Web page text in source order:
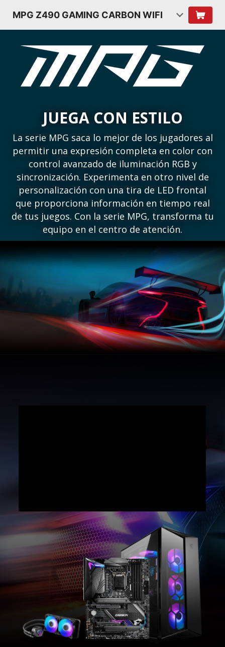
MPG Z490 GAMING CARBON WIFI
JUEGA CON ESTILO
La serie MPG saca lo mejor de los jugadores al
permitir una expresión completa en color con
control avanzado de iluminación RGB y
sincronización. Experimenta en otro nivel de
personalización con una tira de LED frontal
que proporciona información en tiempo real
de tus juegos. Con la serie MPG, transforma tu
equipo en el centro de atención.